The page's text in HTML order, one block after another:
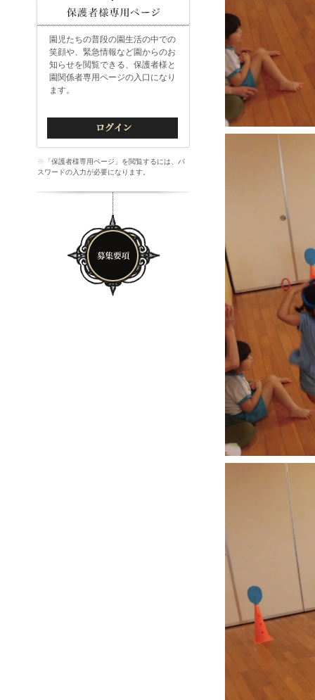
園児たちの普段の園生活の中での
笑顔や、緊急情報など園からのお
知らせを閲覧できる、保護者様と
園関係者専用ページの入口になり
ます。
※ 「保護者様専用ページ」を閲覧するには、パ
スワードの入力が必要になります。